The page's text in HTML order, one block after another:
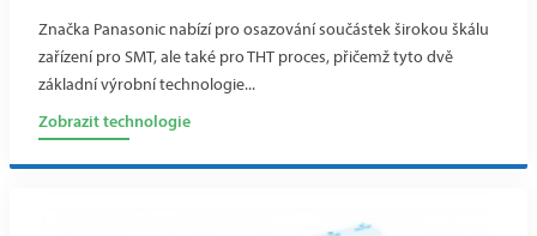
Značka Panasonic nabízí pro osazování součástek širokou škálu
zařízení pro SMT, ale také pro THT proces, přičemž tyto dvě
základní výrobní technologie...
Zobrazit technologie